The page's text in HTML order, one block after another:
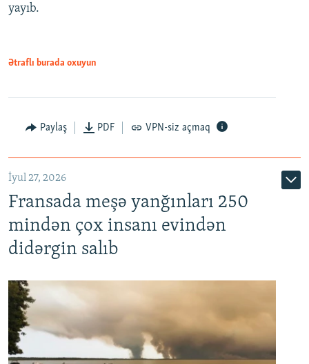
yayıb.
Ətraflı burada oxuyun
Paylaş PDF VPN-siz açmaq
İyul 27, 2026
Fransada meşə yanğınları 250
mindən çox insanı evindən
didərgin salıb